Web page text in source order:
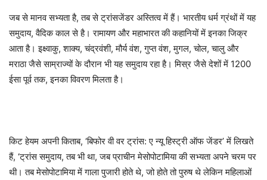
जब से मानव सभ्यता है, तब से ट्रांसजेंडर अस्तित्व में हैं। भारतीय धर्म ग्रंथों में यह
समुदाय, वैदिक काल से है। रामायण और महाभारत की कहानियों में इनका जिक्र
आता है। इक्ष्वाकु, शाक्य, चंद्रवंशी, मौर्य वंश, गुप्त वंश, मुगल, चोल, चालु और
मराठा जैसे साम्राज्यों के दौरान भी यह समुदाय रहा है। मिस्र जैसे देशों में 1200
ईसा पूर्व तक, इनका विवरण मिलता है।
किट हेयम अपनी किताब, ‘बिफोर वी वर ट्रांस: ए न्यू हिस्ट्री ऑफ जेंडर’ में लिखते
हैं, ‘ट्रांस समुदाय, तब भी था, जब प्राचीन मेसोपोटामिया की सभ्यता अपने चरम पर
थी। तब मेसोपोटामिया में गाला पुजारी होते थे, जो होते तो पुरुष थे लेकिन महिलाओं